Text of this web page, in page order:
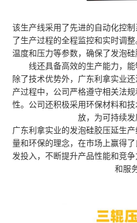
该生产线采用了先进的自动化控
了生产过程的全程监控和实时调
温度和压力等参数，确保了发泡
线还具备高效的生产能力，能
除了技术优势外，广东利拿实业
产过程中，公司严格遵守相关法
性。公司还积极采用环保材料和
放，为可持续发
广东利拿实业的发泡硅胶压延生
量和环保的理念，在市场上赢得
发投入，不断提升产品性能和竞
和服